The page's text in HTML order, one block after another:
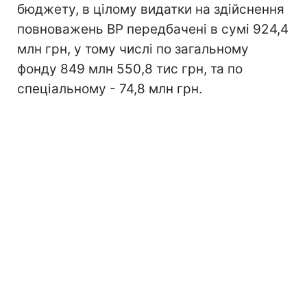
бюджету, в цілому видатки на здійснення
повноважень ВР передбачені в сумі 924,4
млн грн, у тому числі по загальному
фонду 849 млн 550,8 тис грн, та по
спеціальному - 74,8 млн грн.